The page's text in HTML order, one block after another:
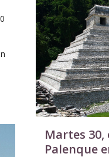
Martes
Palenque